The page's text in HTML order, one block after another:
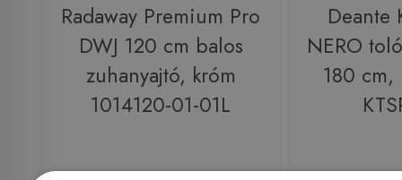
Radaway Premium Pro
DWJ 120 cm balos
zuhanyajtó, króm
1014120-01-01L
Deante
NERO
180 cm,